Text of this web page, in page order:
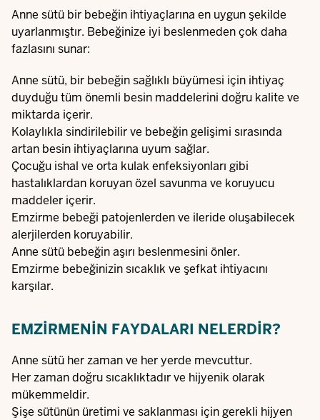
Anne sütü bir bebeğin ihtiyaçlarına en uygun şekilde
uyarlanmıştır. Bebeğinize iyi beslenmeden çok daha
fazlasını sunar:
Anne sütü, bir bebeğin sağlıklı büyümesi için ihtiyaç
duyduğu tüm önemli besin maddelerini doğru kalite ve
miktarda içerir.
Kolaylıkla sindirilebilir ve bebeğin gelişimi sırasında
artan besin ihtiyaçlarına uyum sağlar.
Çocuğu ishal ve orta kulak enfeksiyonları gibi
hastalıklardan koruyan özel savunma ve koruyucu
maddeler içerir.
Emzirme bebeği patojenlerden ve ileride oluşabilecek
alerjilerden koruyabilir.
Anne sütü bebeğin aşırı beslenmesini önler.
Emzirme bebeğinizin sıcaklık ve şefkat ihtiyacını
karşılar.
EMZIRMENIN FAYDALARI NELERDIR?
Anne sütü her zaman ve her yerde mevcuttur.
Her zaman doğru sıcaklıktadır ve hijyenik olarak
mükemmeldir.
Şişe sütünün üretimi ve saklanması için gerekli hijyen